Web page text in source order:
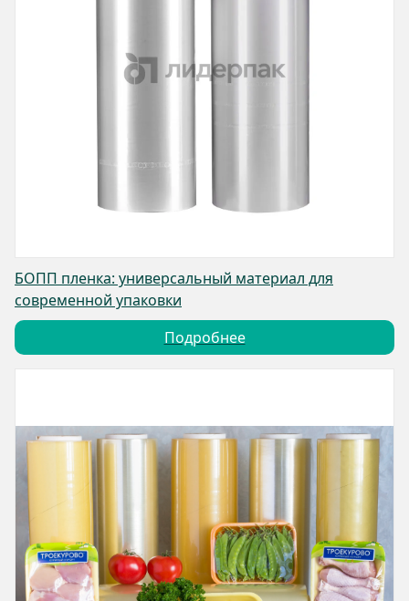
БОПП пленка: универсальный материал для
современной упаковки
Подробнее